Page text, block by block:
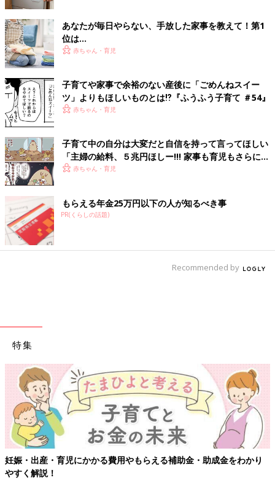
あなたが毎日やらない、手放した家事を教えて！第1
位は…
赤ちゃん・育児
子育てや家事で余裕のない産後に「ごめんねスイー
ツ」よりもほしいものとは⁉︎『ふうふう子育て ＃54』
赤ちゃん・育児
子育て中の自分は大変だと自信を持って言ってほしい
「主婦の給料、５兆円ほしー!!! 家事も育児もさらにパ
ワーアップ編」の著者・鳥谷丁子インタビュー
赤ちゃん・育児
もらえる年金25万円以下の人が知るべき事
PR(くらしの話題)
Recommended by
特集
【ワクチン接種できるものも】妊婦の感染症対策、知っておいて！